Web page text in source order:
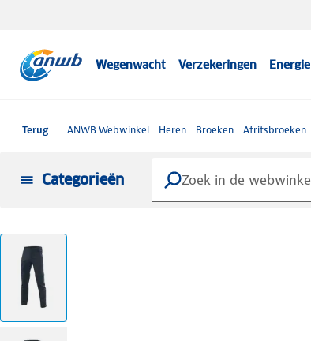
Wegenwacht Verzekeringen Energie
Terug ANWB Webwinkel Heren Broeken Afritsbroeken
Categorieën